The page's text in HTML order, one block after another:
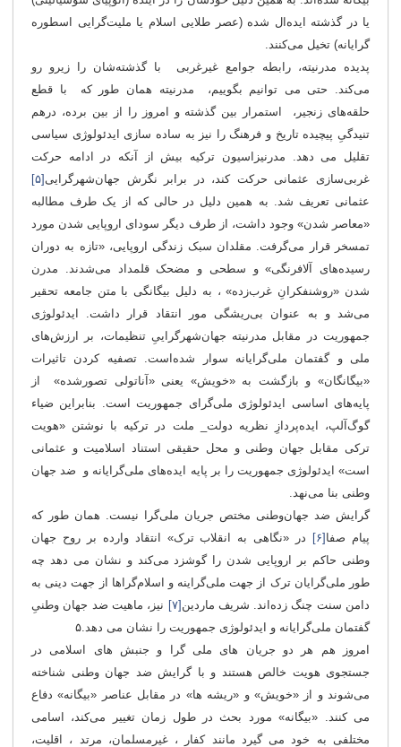
یا در گذشته ایده‌ال شده (عصر طلایی اسلام یا ملیت‌گرایی اسطوره
گرایانه) تخیل می‌کنند.
پدیده مدرنیته، رابطه جوامع غیرغربی با گذشته‌شان را زیرو رو
می‌کند. حتی می توانیم بگوییم، مدرنیته همان طور که با قطع
حلقههای زنجیر، استمرار بین گذشته و امروز را از بین برده، درهم
تنیدگیِ پیچیده تاریخ و فرهنگ را نیز به ساده سازی ایدئولوژی سیاسی
تقلیل می دهد. مدرنیزاسیون ترکیه بیش از آنکه در ادامه حرکت
غربی‌سازی عثمانی حرکت کند، در برابر نگرش جهان‌شهرگرایی [۵]
عثمانی تعریف شد. به همین دلیل در حالی که از یک طرف مطالبه
«معاصر شدن» وجود داشت، از طرف دیگر سودای اروپایی شدن مورد
تمسخر قرار می‌گرفت. مقلدان سبک زندگی اروپایی، «تازه به دوران
رسیده‌های آلافرنگی» و سطحی و مضحک قلمداد می‌شدند. مدرن
شدن «روشنفکرانِ غرب‌زده» ، به دلیل بیگانگی با متن جامعه تحقیر
می‌شد و به عنوان بی‌ریشگی مور انتقاد قرار داشت. ایدئولوژی
جمهوریت در مقابل مدرنیته جهان‌شهرگراییِ تنظیمات، بر ارزش‌های
ملی و گفتمان ملی‌گرایانه سوار شده‌است. تصفیه کردن تاثیرات
«بیگانگان» و بازگشت به «خویش» یعنی «آناتولی تصورشده» از
پایه‌های اساسی ایدئولوژی ملی‌گرای جمهوریت است. بنابراین ضیاء
گوگ‌آلپ، ایده‌پردازِ نظریه دولت_ ملت در ترکیه با نوشتن «هویت
ترکی مقابل جهان وطنی و محل حقیقی استناد اسلامیت و عثمانی
است» ایدئولوژی جمهوریت را بر پایه ایده‌های ملی‌گرایانه و ضد جهان
وطنی بنا می‌نهد.
گرایش ضد جهان‌وطنی مختص جریان ملی‌گرا نیست. همان طور که
پیام صفا [۶]
در «نگاهی به انقلاب‌ ترک» انتقاد وارده بر روح جهان
وطنی حاکم بر اروپایی شدن را گوشزد می‌کند و نشان می دهد چه
طور ملی‌گرایان ترک از جهت ملی‌گراینه و اسلام‌گراها از جهت دینی به
دامن سنت چنگ زده‌اند. شریف ماردین [۷] نیز، ماهیت ضد جهان وطنیِ
گفتمان ملی‌گرایانه و ایدئولوژی جمهوریت را نشان می دهد.۵
امروز هم هر دو جریان های ملی گرا و جنبش های اسلامی در
جستجوی هویت خالص هستند و با گرایش ضد جهان وطنی شناخته
می‌شوند و از «خویش» و «ریشه ها» در مقابل عناصر «بیگانه» دفاع
می کنند. «بیگانه» مورد بحث در طول زمان تغییر می‌کند، اسامی
مختلفی به خود می گیرد مانند کفار ، غیرمسلمان، مرتد ، اقلیت،